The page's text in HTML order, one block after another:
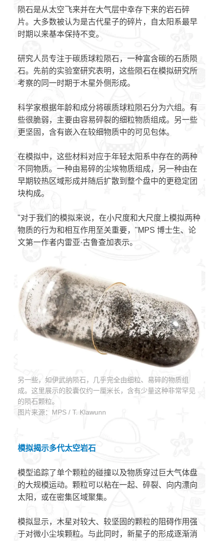
陨石是从太空飞来并在大气层中幸存下来的岩石碎
片。大多数被认为是古代星子的碎片，自太阳系最早
时期以来基本保持不变。
研究人员专注于碳质球粒陨石，一种富含碳的石质陨
石。先前的实验室研究表明，这些陨石在模拟研究所
考察的同一时期于木星外侧形成。
科学家根据年龄和成分将碳质球粒陨石分为六组。有
些很脆弱，主要由容易碎裂的细粒物质组成。另一些
更坚固，含有嵌入在较细物质中的可见包体。
在模拟中，这些材料对应于年轻太阳系中存在的两种
不同物质。一种由易碎的尘埃物质组成，另一种由在
早期较热区域形成并随后扩散到整个盘中的更稳定团
块构成。
"对于我们的模拟来说，在小尺度和大尺度上模拟两种
物质的行为和相互作用至关重要，"MPS 博士生、论
文第一作者内雷亚·古鲁查加表示。
另一些，如伊武纳陨石，几乎完全由细粒、易碎的物质组
成。这里展示的胶囊仅约一厘米长，含有少量这种非常罕见
的陨石颗粒。
图片来源：MPS / T. Klawunn
模拟揭示多代太空岩石
模型追踪了单个颗粒的碰撞以及物质穿过巨大气体盘
的大规模运动。颗粒可以粘在一起、碎裂、向内漂向
太阳，或在密集区域聚集。
模拟显示，木星对较大、较坚固的颗粒的阻碍作用强
于对微小尘埃颗粒。与此同时，新星子的形成逐渐消